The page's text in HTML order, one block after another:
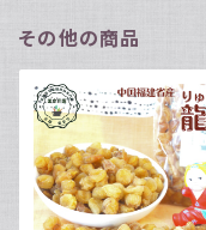
その他の商品